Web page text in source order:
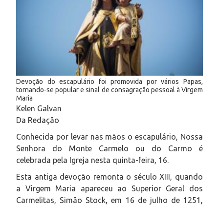
Devoção do escapulário foi promovida por vários Papas,
tornando-se popular e sinal de consagração pessoal à Virgem
Maria
Kelen Galvan
Da Redação
Conhecida por levar nas mãos o escapulário, Nossa
Senhora do Monte Carmelo ou do Carmo é
celebrada pela Igreja nesta quinta-feira, 16.
Esta antiga devoção remonta o século XIII, quando
a Virgem Maria apareceu ao Superior Geral dos
Carmelitas, Simão Stock, em 16 de julho de 1251,